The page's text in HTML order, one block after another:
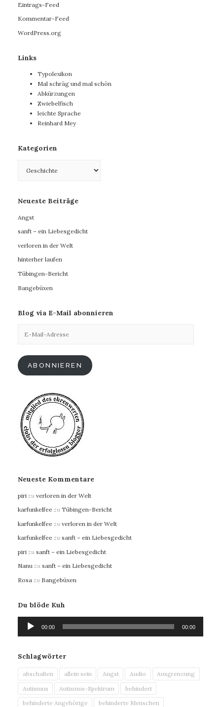
Eintrags-Feed
Kommentar-Feed
WordPress.org
Links
Typolexikon
Mal schräg und mal schön
Abkürzungen
Zwiebelfisch
leichte Sprache
Reinhard Mey
Kategorien
Neueste Beiträge
Angst
sanft – ein Liebesgedicht
verloren in der Welt
hinterher laufen
Tübingen-Bericht
Bangebüxen
Blog via E-Mail abonnieren
Mail-
ABONNIEREN
Neueste Kommentare
piri zu verloren in der Welt
karfunkelfee zu Tübingen-Bericht
karfunkelfee zu verloren in der Welt
karfunkelfee zu sanft – ein Liebesgedicht
piri zu sanft – ein Liebesgedicht
Nanu zu sanft – ein Liebesgedicht
Rosa zu Bangebüxen
Du blöde Kuh
Audio-
Player
00:00 00:00
Schlagwörter
abschalten allein sein Angst Audio
Ausgrenzung
Autismus
Autismus-Spektrum
behindert
behinderte Angehörige
behinderte Menschen